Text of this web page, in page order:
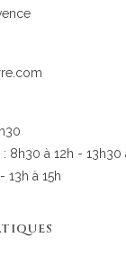
8h30 à 12h - 13h30
13h à 15h